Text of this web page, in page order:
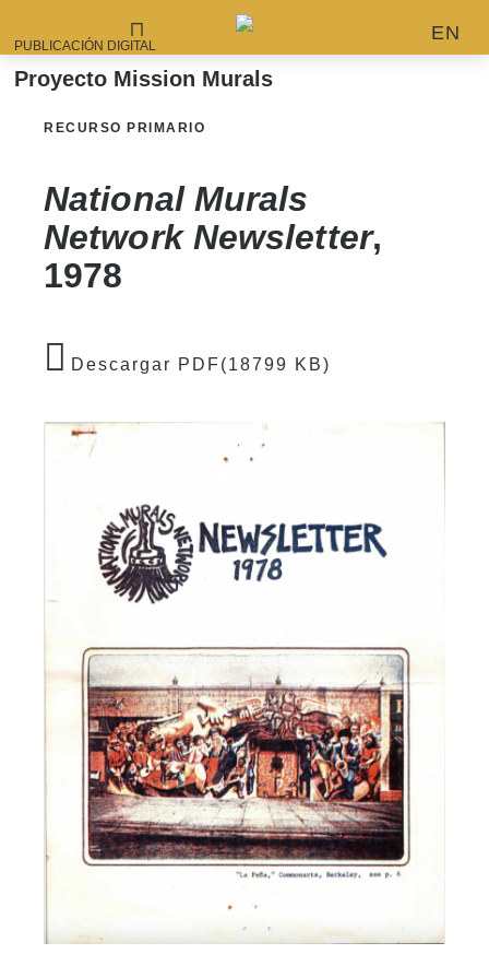
PUBLICACIÓN DIGITAL
Proyecto Mission Murals
EN
RECURSO PRIMARIO
National Murals
Network Newsletter,
1978
Descargar PDF(18799 KB)